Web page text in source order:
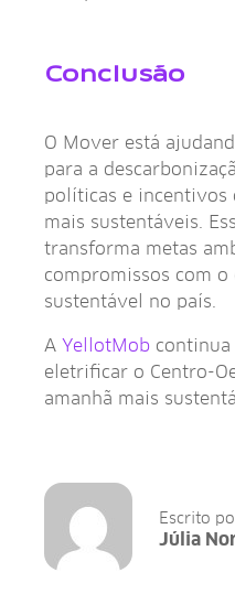
Conclusão
O Mover está
para a
políticas e incentivos
mais sustentáveis.
transforma metas
compromissos com
sustentável no país.
A YellotMob continua
eletrificar o Centro-
amanhã mais
Escrito
Júlia